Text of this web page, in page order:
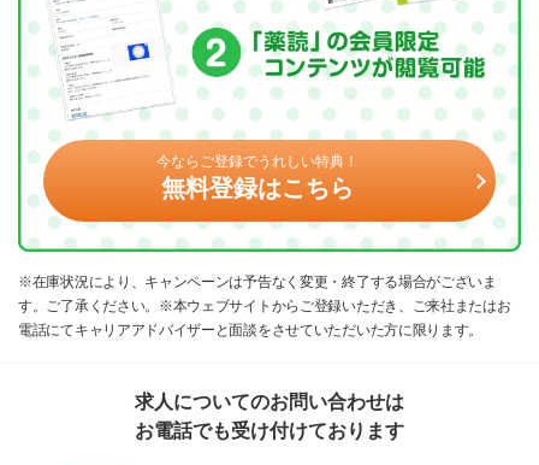
今ならご登録でうれしい特典！
無料登録はこちら
※在庫状況により、キャンペーンは予告なく変更・終了する場合がございま
す。ご了承ください。※本ウェブサイトからご登録いただき、ご来社またはお
電話にてキャリアアドバイザーと面談をさせていただいた方に限ります。
求人についてのお問い合わせは
お電話でも受け付けております